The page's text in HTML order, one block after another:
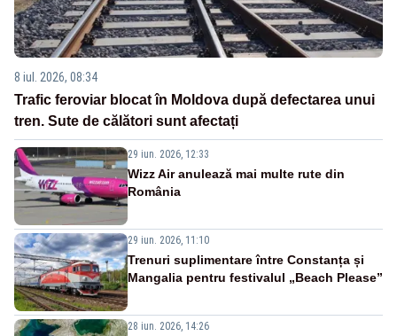
8 iul. 2026, 08:34
Trafic feroviar blocat în Moldova după defectarea unui
tren. Sute de călători sunt afectați
29 iun. 2026, 12:33
Wizz Air anulează mai multe rute din
România
29 iun. 2026, 11:10
Trenuri suplimentare între Constanța și
Mangalia pentru festivalul „Beach Please”
28 iun. 2026, 14:26